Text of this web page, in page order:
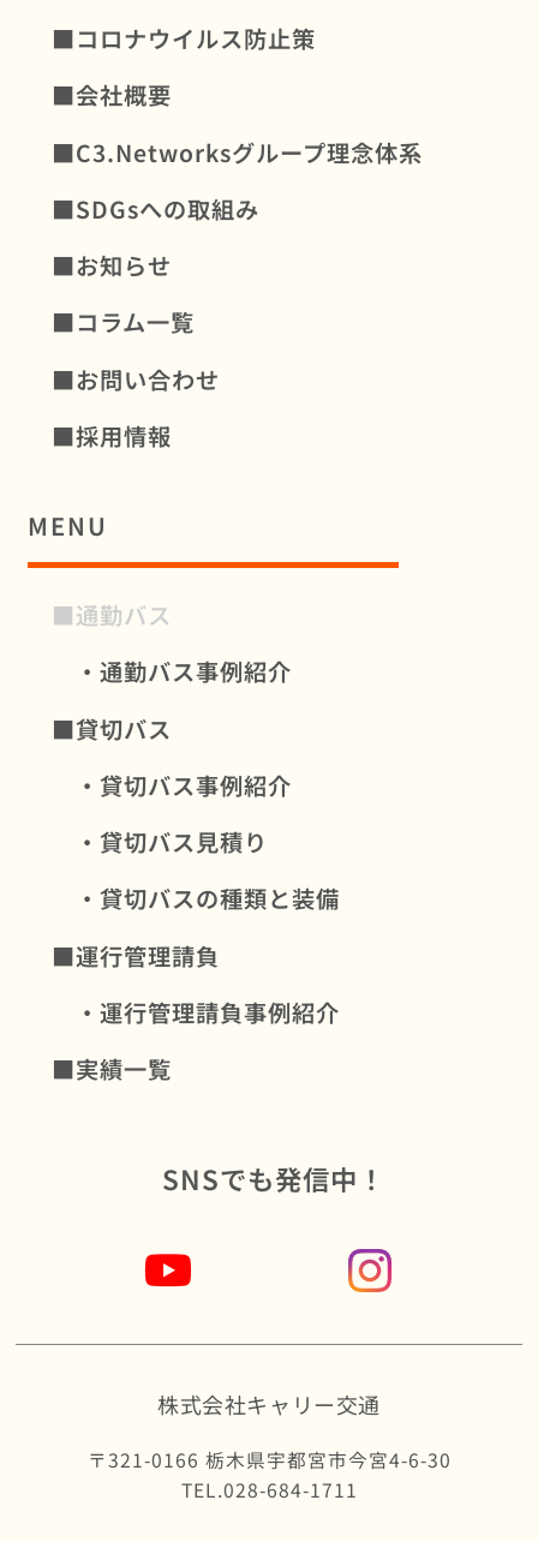
■コロナウイルス防⽌策
■会社概要
■C3.Networksグループ理念体系
■SDGsへの取組み
■お知らせ
■コラム一覧
■お問い合わせ
■採用情報
MENU
■通勤バス
・通勤バス事例紹介
■貸切バス
・貸切バス事例紹介
・貸切バス見積り
・貸切バスの種類と装備
■運行管理請負
・運行管理請負事例紹介
■実績一覧
SNSでも発信中！
株式会社キャリー交通
〒321-0166 栃木県宇都宮市今宮4-6-30
TEL.028-684-1711